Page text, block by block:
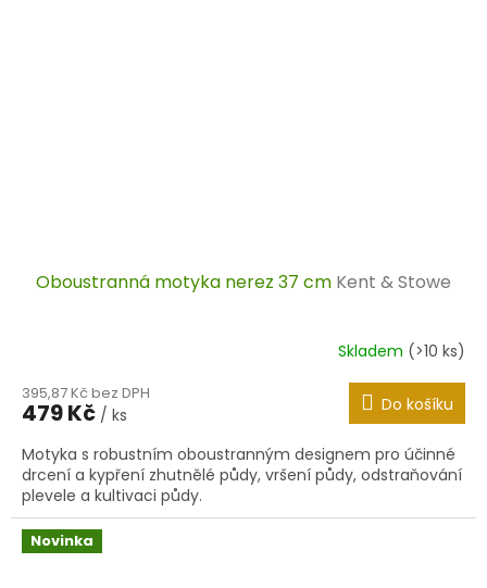
Oboustranná motyka nerez 37 cm Kent & Stowe
Skladem (>10 ks)
395,87 Kč bez DPH
479 Kč / ks Do košíku
Motyka s robustním oboustranným designem pro účinné
drcení a kypření zhutnělé půdy, vršení půdy, odstraňování
plevele a kultivaci půdy.
Novinka